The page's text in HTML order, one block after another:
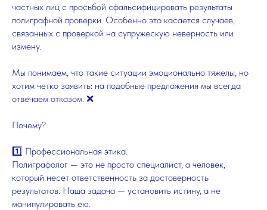
частных лиц с просьбой сфальсифицировать результаты
полиграфной проверки. Особенно это касается случаев,
связанных с проверкой на супружескую неверность или
измену.
Мы понимаем, что такие ситуации эмоционально тяжелы, но
хотим четко заявить: на подобные предложения мы всегда
отвечаем отказом. ❌
Почему?
1️⃣ Профессиональная этика.
Полиграфолог — это не просто специалист, а человек,
который несет ответственность за достоверность
результатов. Наша задача — установить истину, а не
манипулировать ею.